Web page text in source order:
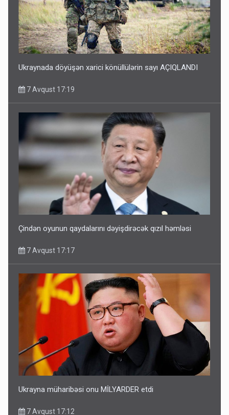
Ukraynada döyüşən xarici könüllülərin sayı AÇIQLANDI
7 Avqust 17:19
Çindən oyunun qaydalarını dəyişdirəcək qızıl həmləsi
7 Avqust 17:17
Ukrayna müharibəsi onu MİLYARDER etdi
7 Avqust 17:12